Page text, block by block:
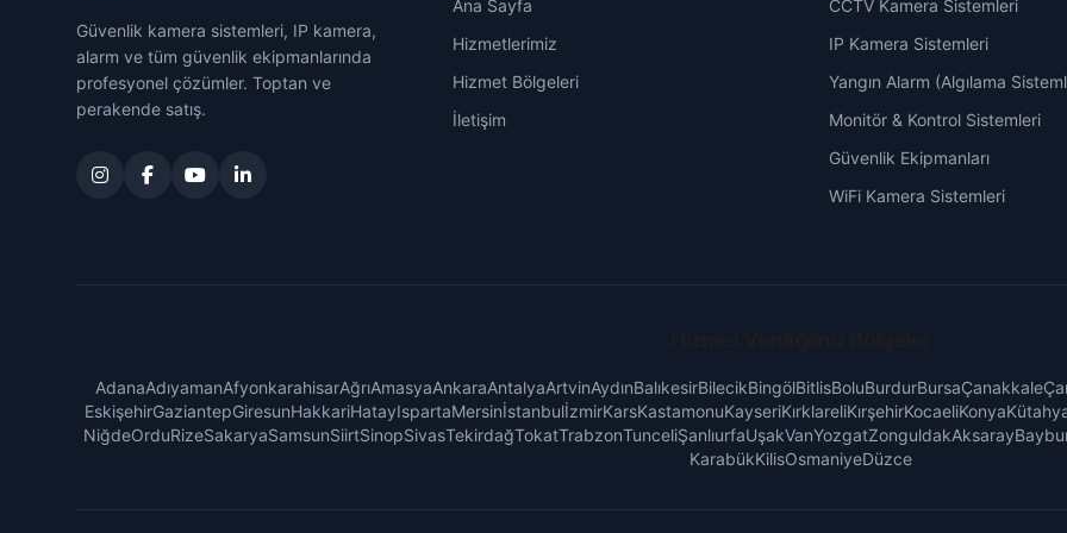
Güvenlik kamera sistemleri, IP kamera,
alarm ve tüm güvenlik ekipmanlarında
profesyonel çözümler. Toptan ve
perakende satış.
Ana Sayfa
Hizmetlerimiz
Hizmet Bölgeleri
İletişim
CCTV Kamera Sistemleri
IP Kamera Sistemleri
Yangın Alarm (Algılama
Monitör & Kontrol Sistemleri
Güvenlik Ekipmanları
WiFi Kamera Sistemleri
AdanaAdıyamanAfyonkarahisarAğrıAmasyaAnkaraAntalyaArtvinAydınBalıkesirBilecikBingölBitlisBoluBurdurBursaÇanakkale
EskişehirGaziantepGiresunHakkariHatayIspartaMersinİstanbulİzmirKarsKastamonuKayseriKırklareliKırşehirKocaeliKonya
NiğdeOrduRizeSakaryaSamsunSiirtSinopSivasTekirdağTokatTrabzonTunceliŞanlıurfaUşakVanYozgatZonguldakAksaray
KarabükKilisOsmaniyeDüzce